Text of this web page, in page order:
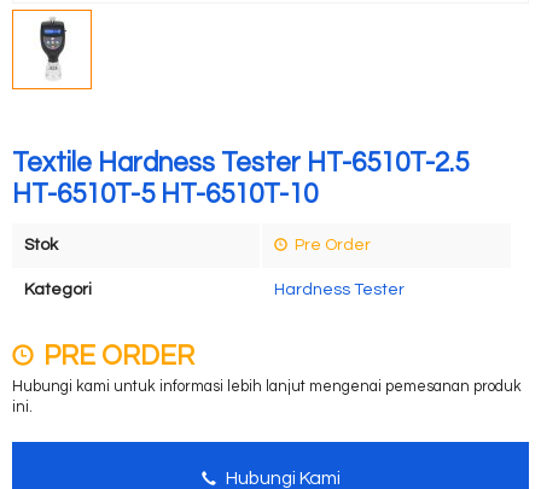
Textile Hardness Tester HT-6510T-2.5
HT-6510T-5 HT-6510T-10
Stok Pre Order
Kategori Hardness Tester
PRE ORDER
Hubungi kami untuk informasi lebih lanjut mengenai pemesanan produk
ini.
Hubungi Kami